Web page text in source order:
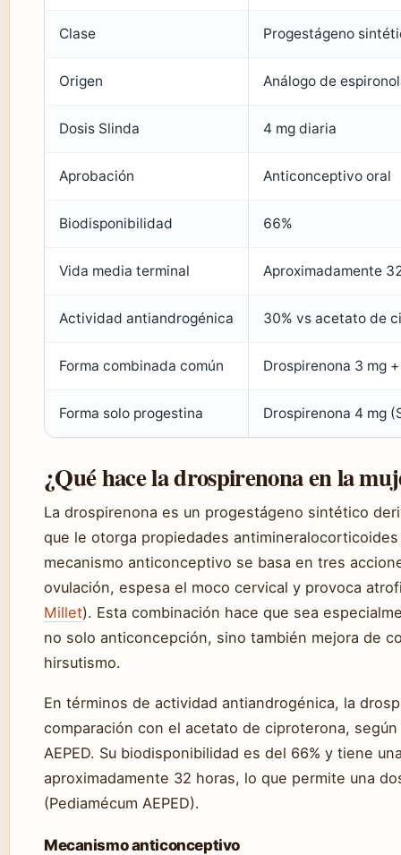
Clase Progestágeno
Origen Análogo de
Dosis Slinda 4 mg diaria
Aprobación Anticonceptivo oral
Biodisponibilidad 66%
Vida media terminal Aproximadamente
Actividad antiandrogénica 30% vs acetato de
Forma combinada común Drospirenona 3 mg
Forma solo progestina Drospirenona 4 mg
¿Qué hace la drospirenona en la
La drospirenona es un progestágeno sintético
que le otorga propiedades
mecanismo anticonceptivo se basa en tres
ovulación, espesa el moco cervical y provoca
Millet). Esta combinación hace que sea
no solo anticoncepción, sino también mejora de
hirsutismo.
En términos de actividad antiandrogénica, la
comparación con el acetato de ciproterona,
AEPED. Su biodisponibilidad es del 66% y tiene
aproximadamente 32 horas, lo que permite una
(Pediamécum AEPED).
Mecanismo anticonceptivo